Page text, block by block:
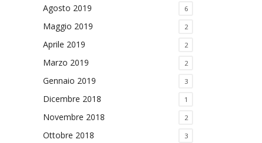
Agosto 2019 6
Maggio 2019 2
Aprile 2019 2
Marzo 2019 2
Gennaio 2019 3
Dicembre 2018 1
Novembre 2018 2
Ottobre 2018 3